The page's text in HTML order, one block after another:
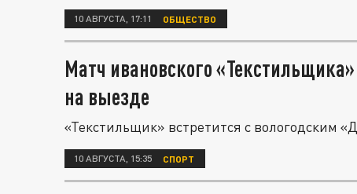
10 АВГУСТА, 17:11 ОБЩЕСТВО
Матч ивановского
на выезде
«Текстильщик» встретится с вологодским
10 АВГУСТА, 15:35 СПОРТ